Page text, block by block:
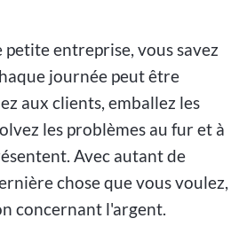
petite entreprise, vous savez
journée peut être
aux clients, emballez les
les problèmes au fur et à
Avec autant de
chose que vous voulez,
concernant l'argent.